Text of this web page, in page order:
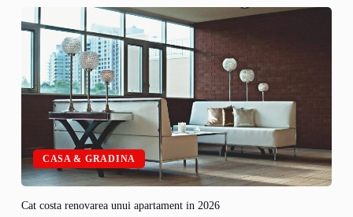
CASA & GRADINA
Cat costa renovarea unui apartament in 2026